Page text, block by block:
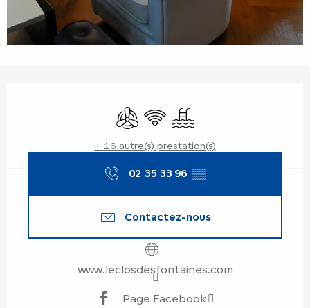
Air conditionné
WiFi Piscine
+ 16 autre(s) prestation(s)
02 35 33 96 ▒▒
Contactez-nous
www.leclosdesfontaines.com
Page Facebook